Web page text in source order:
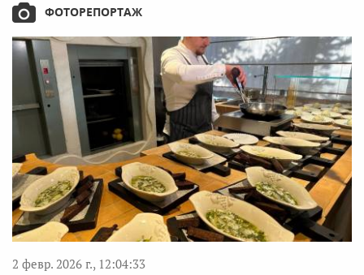
ФОТОРЕПОРТАЖ
2 февр. 2026 г., 12:04:33